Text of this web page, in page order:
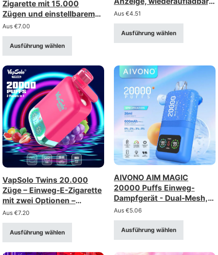
Zigarette mit 15.000
Zügen und einstellbarem
Luftstrom –
wiederaufladbar über Typ-
C-Anschluss (Stärke: 0–
5%)
Aus €7.00
Ausführung wählen
Mesh-Spule
Aus €4.51
Ausführung wählen
VapSolo Twins 20.000
Züge – Einweg-E-Zigarette
mit zwei Optionen –
wiederaufladbar mit
Display
Aus €7.20
Ausführung wählen
AIVONO AIM MAGIC
20000 Puffs Einweg-
Dampfgerät - Dual-Mesh,
LCD-Display
Aus €5.06
Ausführung wählen